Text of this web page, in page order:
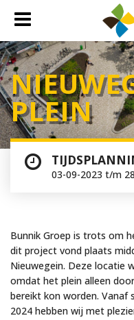
PLEIN
03-09-2023 t/m
Bunnik Groep is trots om
dit project vond plaats
Nieuwegein. Deze locatie
omdat het plein alleen
bereikt kon worden.
2024 hebben wij met